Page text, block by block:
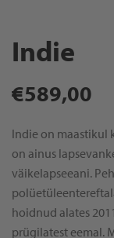
Indie
Regular
price
€589,00
Indie on maastikul
on ainus
väikelapseeani.
hoidnud alates
prügilatest eemal.